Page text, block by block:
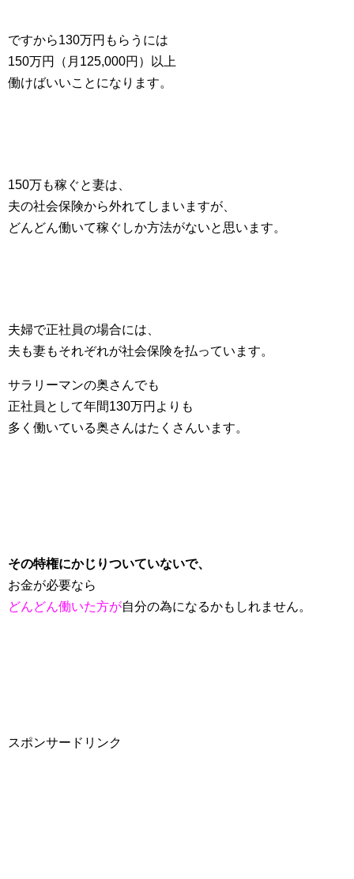
ですから130万円もらうには
150万円（月125,000円）以上
働けばいいことになります。
150万も稼ぐと妻は、
夫の社会保険から外れてしまいますが、
どんどん働いて稼ぐしか方法がないと思います。
夫婦で正社員の場合には、
夫も妻もそれぞれが社会保険を払っています。
サラリーマンの奥さんでも
正社員として年間130万円よりも
多く働いている奥さんはたくさんいます。
その特権にかじりついていないで、
お金が必要なら
どんどん働いた方が自分の為になるかもしれません。
スポンサードリンク